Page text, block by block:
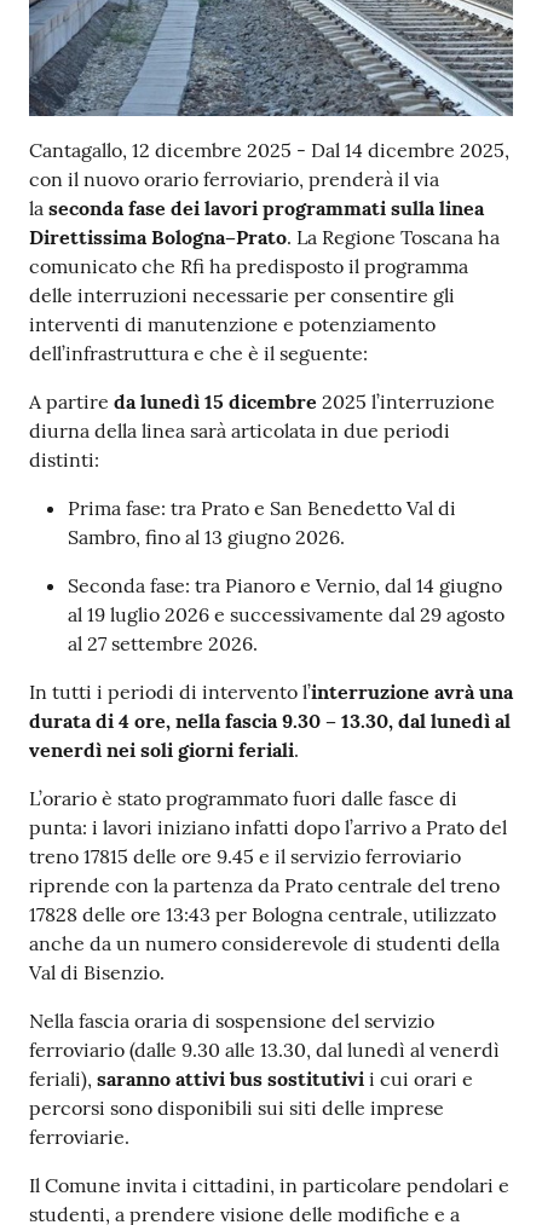
Contenuto
Cantagallo, 12 dicembre 2025 - Dal 14 dicembre 2025,
con il nuovo orario ferroviario, prenderà il via
la seconda fase dei lavori programmati sulla linea
Direttissima Bologna–Prato. La Regione Toscana ha
comunicato che Rfi ha predisposto il programma
delle interruzioni necessarie per consentire gli
interventi di manutenzione e potenziamento
dell’infrastruttura e che è il seguente:
A partire da lunedì 15 dicembre 2025 l’interruzione
diurna della linea sarà articolata in due periodi
distinti:
Prima fase: tra Prato e San Benedetto Val di
Sambro, fino al 13 giugno 2026.
Seconda fase: tra Pianoro e Vernio, dal 14 giugno
al 19 luglio 2026 e successivamente dal 29 agosto
al 27 settembre 2026.
In tutti i periodi di intervento l’interruzione avrà una
durata di 4 ore, nella fascia 9.30 – 13.30, dal lunedì al
venerdì nei soli giorni feriali.
L’orario è stato programmato fuori dalle fasce di
punta: i lavori iniziano infatti dopo l’arrivo a Prato del
treno 17815 delle ore 9.45 e il servizio ferroviario
riprende con la partenza da Prato centrale del treno
17828 delle ore 13:43 per Bologna centrale, utilizzato
anche da un numero considerevole di studenti della
Val di Bisenzio.
Nella fascia oraria di sospensione del servizio
ferroviario (dalle 9.30 alle 13.30, dal lunedì al venerdì
feriali), saranno attivi bus sostitutivi i cui orari e
percorsi sono disponibili sui siti delle imprese
ferroviarie.
Il Comune invita i cittadini, in particolare pendolari e
studenti, a prendere visione delle modifiche e a